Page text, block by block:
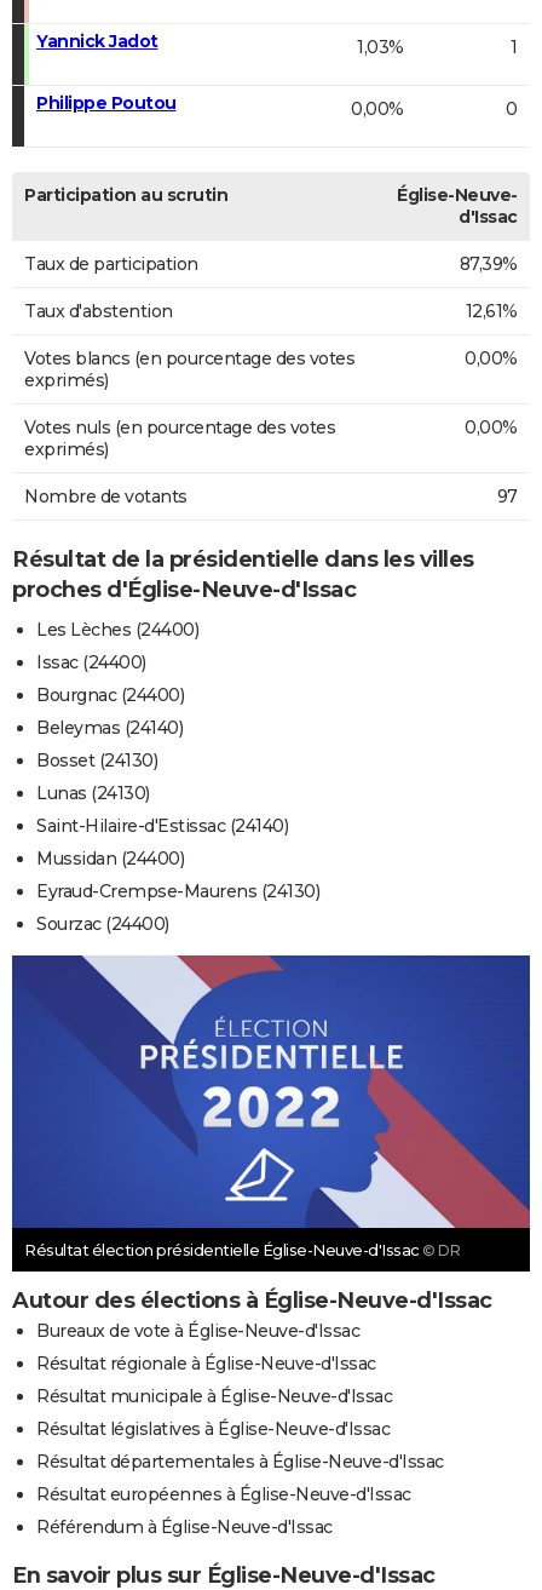
Yannick Jadot 1,03% 1
Philippe Poutou 0,00% 0
Participation au scrutin
Église-Neuve-
d'Issac
Taux de participation 87,39%
Taux d'abstention 12,61%
Votes blancs (en pourcentage des votes
exprimés)
0,00%
Votes nuls (en pourcentage des votes
exprimés)
0,00%
Nombre de votants 97
Résultat de la présidentielle dans les villes
proches d'Église-Neuve-d'Issac
Les Lèches (24400)
Issac (24400)
Bourgnac (24400)
Beleymas (24140)
Bosset (24130)
Lunas (24130)
Saint-Hilaire-d'Estissac (24140)
Mussidan (24400)
Eyraud-Crempse-Maurens (24130)
Sourzac (24400)
Résultat élection présidentielle Église-Neuve-d'Issac © DR
Autour des élections à Église-Neuve-d'Issac
Bureaux de vote à Église-Neuve-d'Issac
Résultat régionale à Église-Neuve-d'Issac
Résultat municipale à Église-Neuve-d'Issac
Résultat législatives à Église-Neuve-d'Issac
Résultat départementales à Église-Neuve-d'Issac
Résultat européennes à Église-Neuve-d'Issac
Référendum à Église-Neuve-d'Issac
En savoir plus sur Église-Neuve-d'Issac